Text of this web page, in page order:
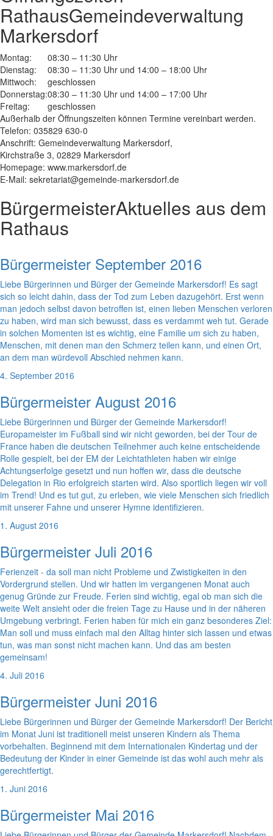
RathausGemeindeverwaltung
Markersdorf
Montag:
08:30 – 11:30 Uhr
Dienstag:
08:30 – 11:30 Uhr und 14:00 – 18:00 Uhr
Mittwoch:
geschlossen
Donnerstag:08:30 – 11:30 Uhr und 14:00 – 17:00 Uhr
Freitag:
geschlossen
Außerhalb der Öffnungszeiten können Termine vereinbart werden.
Telefon: 035829 630-0
Anschrift: Gemeindeverwaltung Markersdorf,
Kirchstraße 3, 02829 Markersdorf
Homepage: www.markersdorf.de
E-Mail: sekretariat@gemeinde-markersdorf.de
BürgermeisterAktuelles aus dem
Rathaus
Bürgermeister September 2016
Liebe Bürgerinnen und Bürger der Gemeinde Markersdorf! Es sagt
sich so leicht dahin, dass der Tod zum Leben dazugehört. Erst wenn
man jedoch selbst davon betroffen ist, einen lieben Menschen verloren
zu haben, wird man sich bewusst, dass es verdammt weh tut. Gerade
in solchen Momenten ist es wichtig, eine Familie um sich zu haben,
Menschen, mit denen man den Schmerz teilen kann, und einen Ort,
an dem man würdevoll Abschied nehmen kann.
4. September 2016
Bürgermeister August 2016
Liebe Bürgerinnen und Bürger der Gemeinde Markersdorf!
Europameister im Fußball sind wir nicht geworden, bei der Tour de
France haben die deutschen Teilnehmer auch keine entscheidende
Rolle gespielt, bei der EM der Leichtathleten haben wir einige
Achtungserfolge gesetzt und nun hoffen wir, dass die deutsche
Delegation in Rio erfolgreich starten wird. Also sportlich liegen wir voll
im Trend! Und es tut gut, zu erleben, wie viele Menschen sich friedlich
mit unserer Fahne und unserer Hymne identifizieren.
1. August 2016
Bürgermeister Juli 2016
Ferienzeit - da soll man nicht Probleme und Zwistigkeiten in den
Vordergrund stellen. Und wir hatten im vergangenen Monat auch
genug Gründe zur Freude. Ferien sind wichtig, egal ob man sich die
weite Welt ansieht oder die freien Tage zu Hause und in der näheren
Umgebung verbringt. Ferien haben für mich ein ganz besonderes Ziel:
Man soll und muss einfach mal den Alltag hinter sich lassen und etwas
tun, was man sonst nicht machen kann. Und das am besten
gemeinsam!
4. Juli 2016
Bürgermeister Juni 2016
Liebe Bürgerinnen und Bürger der Gemeinde Markersdorf! Der Bericht
im Monat Juni ist traditionell meist unseren Kindern als Thema
vorbehalten. Beginnend mit dem Internationalen Kindertag und der
Bedeutung der Kinder in einer Gemeinde ist das wohl auch mehr als
gerechtfertigt.
1. Juni 2016
Bürgermeister Mai 2016